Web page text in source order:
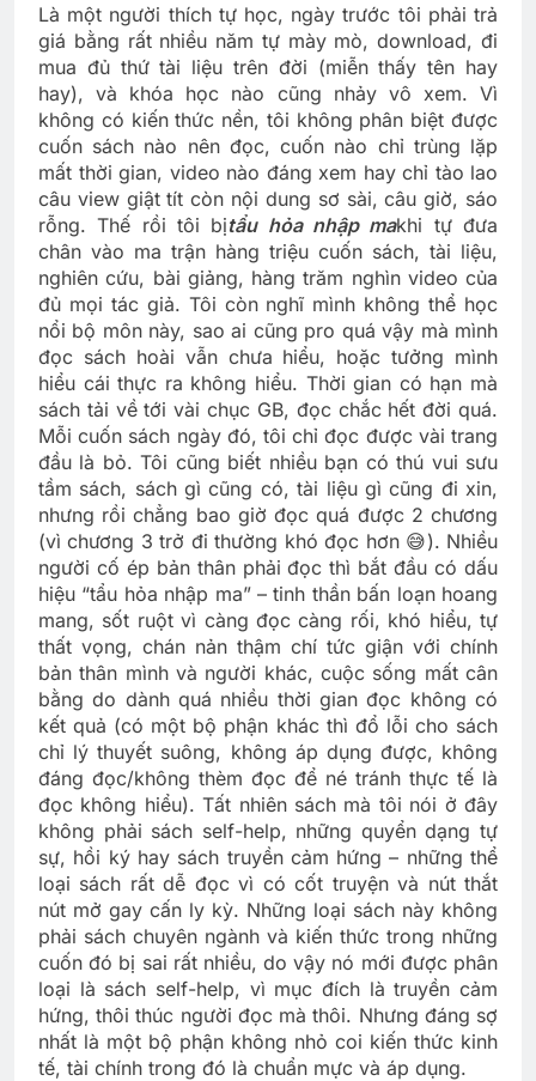
Là một người thích tự học, ngày trước tôi phải trả
giá bằng rất nhiều năm tự mày mò, download, đi
mua đủ thứ tài liệu trên đời (miễn thấy tên hay
hay), và khóa học nào cũng nhảy vô xem. Vì
không có kiến thức nền, tôi không phân biệt được
cuốn sách nào nên đọc, cuốn nào chỉ trùng lặp
mất thời gian, video nào đáng xem hay chỉ tào lao
câu view giật tít còn nội dung sơ sài, câu giờ, sáo
rỗng. Thế rồi tôi bịtẩu hỏa nhập makhi tự đưa
chân vào ma trận hàng triệu cuốn sách, tài liệu,
nghiên cứu, bài giảng, hàng trăm nghìn video của
đủ mọi tác giả. Tôi còn nghĩ mình không thể học
nổi bộ môn này, sao ai cũng pro quá vậy mà mình
đọc sách hoài vẫn chưa hiểu, hoặc tưởng mình
hiểu cái thực ra không hiểu. Thời gian có hạn mà
sách tải về tới vài chục GB, đọc chắc hết đời quá.
Mỗi cuốn sách ngày đó, tôi chỉ đọc được vài trang
đầu là bỏ. Tôi cũng biết nhiều bạn có thú vui sưu
tầm sách, sách gì cũng có, tài liệu gì cũng đi xin,
nhưng rồi chẳng bao giờ đọc quá được 2 chương
(vì chương 3 trở đi thường khó đọc hơn 😅). Nhiều
người cố ép bản thân phải đọc thì bắt đầu có dấu
hiệu “tẩu hỏa nhập ma” – tinh thần bấn loạn hoang
mang, sốt ruột vì càng đọc càng rối, khó hiểu, tự
thất vọng, chán nản thậm chí tức giận với chính
bản thân mình và người khác, cuộc sống mất cân
bằng do dành quá nhiều thời gian đọc không có
kết quả (có một bộ phận khác thì đổ lỗi cho sách
chỉ lý thuyết suông, không áp dụng được, không
đáng đọc/không thèm đọc để né tránh thực tế là
đọc không hiểu). Tất nhiên sách mà tôi nói ở đây
không phải sách self-help, những quyển dạng tự
sự, hồi ký hay sách truyền cảm hứng – những thể
loại sách rất dễ đọc vì có cốt truyện và nút thắt
nút mở gay cấn ly kỳ. Những loại sách này không
phải sách chuyên ngành và kiến thức trong những
cuốn đó bị sai rất nhiều, do vậy nó mới được phân
loại là sách self-help, vì mục đích là truyền cảm
hứng, thôi thúc người đọc mà thôi. Nhưng đáng sợ
nhất là một bộ phận không nhỏ coi kiến thức kinh
tế, tài chính trong đó là chuẩn mực và áp dụng.